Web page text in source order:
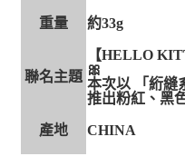
重量 約33g
聯名主題
【HELLO
🎀
本次以 「絎縫
推出粉紅、黑
產地 CHINA